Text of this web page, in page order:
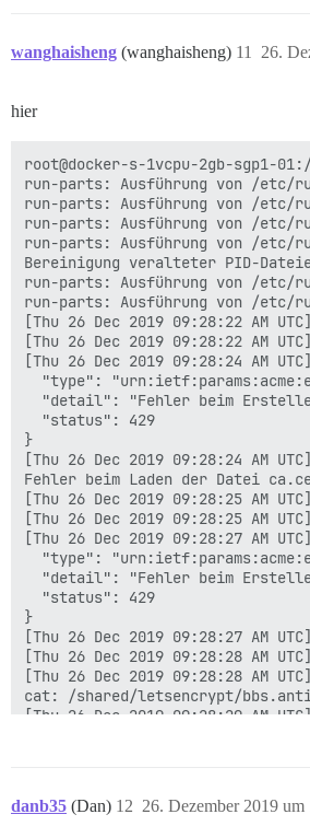
wanghaisheng (wanghaisheng) 26.
11
hier
root@docker-s-1vcpu-2gb-sgp1-
run-parts: Ausführung von /etc/
run-parts: Ausführung von /
run-parts: Ausführung von /etc/
run-parts: Ausführung von /etc/
Bereinigung veralteter PID-
run-parts: Ausführung von /etc/
run-parts: Ausführung von /etc/
[Thu 26 Dec 2019 09:28:22 AM
[Thu 26 Dec 2019 09:28:22 AM
[Thu 26 Dec 2019 09:28:24 AM
"type":
"detail": "Fehler beim
  "status": 429
}
[Thu 26 Dec 2019 09:28:24 AM
Fehler beim Laden der Datei
[Thu 26 Dec 2019 09:28:25 AM
[Thu 26 Dec 2019 09:28:25 AM
[Thu 26 Dec 2019 09:28:27 AM
"type":
"detail": "Fehler beim
  "status": 429
}
[Thu 26 Dec 2019 09:28:27 AM
[Thu 26 Dec 2019 09:28:28 AM
[Thu 26 Dec 2019 09:28:28 AM
cat: /shared/letsencrypt/
[Thu 26 Dec 2019 09:28:29 AM
  "status": 429
danb35 (Dan) 26. Dezember 2019 um
12